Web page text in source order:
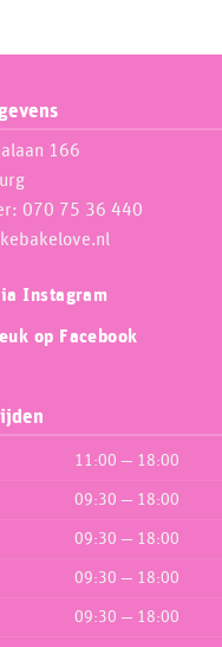
166
070 75 36 440
Instagram
op Facebook
11:00 — 18:00
09:30 — 18:00
09:30 — 18:00
09:30 — 18:00
09:30 — 18:00